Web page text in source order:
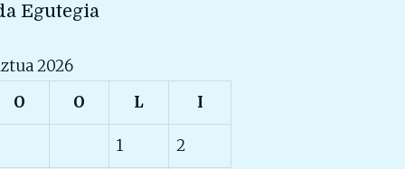
Egutegia
2026
O O L I
1 2